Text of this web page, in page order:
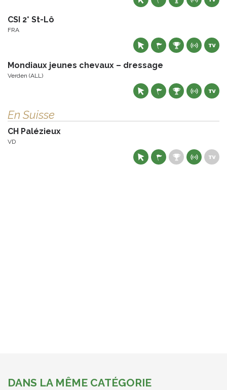
CSI 2* St-Lô
FRA
Mondiaux jeunes chevaux – dressage
Verden (ALL)
En Suisse
CH Palézieux
VD
DANS LA MÊME CATÉGORIE